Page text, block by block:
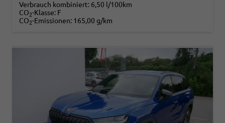
Verbrauch kombiniert: 6,50 l/100km
CO2-Klasse: F
CO2-Emissionen: 165,00 g/km